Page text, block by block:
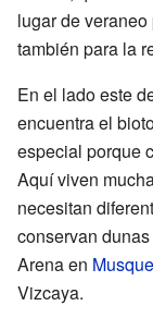
lugar de
también para la
En el lado este
encuentra el
especial porque
Aquí viven
necesitan
conservan
Arena en
Vizcaya.